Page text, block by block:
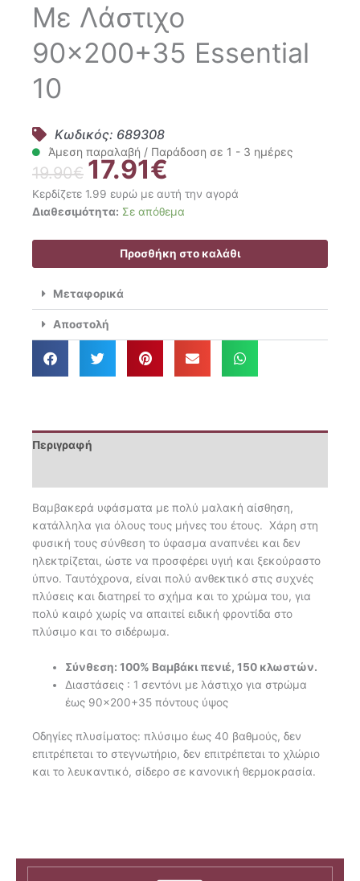
Με Λάστιχο
90×200+35 Essential
10
Κωδικός: 689308
Άμεση παραλαβή / Παράδοση σε 1 - 3 ημέρες
19.90€ Original
price
was:
19.90€.
17.91€
τρέχουσα
τιμή
είναι:
17.91€.
Κερδίζετε 1.99 ευρώ με αυτή την αγορά
Διαθεσιμότητα: Σε απόθεμα
Kentia
Με
90x200+35
ποσότητα
Προσθήκη στο καλάθι
Μεταφορικά
Αποστολή
Περιγραφή
Βαμβακερά υφάσματα με πολύ μαλακή αίσθηση,
κατάλληλα για όλους τους μήνες του έτους. Χάρη στη
φυσική τους σύνθεση το ύφασμα αναπνέει και δεν
ηλεκτρίζεται, ώστε να προσφέρει υγιή και ξεκούραστο
ύπνο. Ταυτόχρονα, είναι πολύ ανθεκτικό στις συχνές
πλύσεις και διατηρεί το σχήμα και το χρώμα του, για
πολύ καιρό χωρίς να απαιτεί ειδική φροντίδα στο
πλύσιμο και το σιδέρωμα.
Σύνθεση: 100% Βαμβάκι πενιέ, 150 κλωστών.
Διαστάσεις : 1 σεντόνι με λάστιχο για στρώμα
έως 90×200+35 πόντους ύψος
Οδηγίες πλυσίματος: πλύσιμο έως 40 βαθμούς, δεν
επιτρέπεται το στεγνωτήριο, δεν επιτρέπεται το χλώριο
και το λευκαντικό, σίδερο σε κανονική θερμοκρασία.